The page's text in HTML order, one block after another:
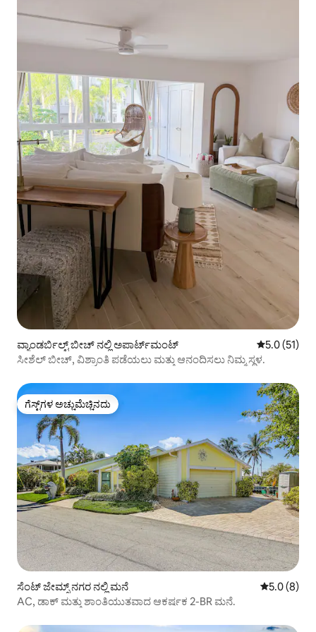
ವ್ಯಾಂಡರ್ಬಿಲ್ಟ್ ಬೀಚ್ ನಲ್ಲಿ ಅಪಾರ್ಟ್‌ಮಂಟ್ 5 ರಲ್ಲಿ 5.0
5.0 (51)
ಸೀಶೆಲ್ ಬೀಚ್, ವಿಶ್ರಾಂತಿ ಪಡೆಯಲು ಮತ್ತು ಆನಂದಿಸಲು ನಿಮ್ಮ ಸ್ಥಳ.
ಗೆಸ್ಟ್‌ಗಳ ಅಚ್ಚುಮೆಚ್ಚಿನದು
ಗೆಸ್ಟ್‌ಗಳ ಅಚ್ಚುಮೆಚ್ಚಿನದು
ಸೆಂಟ್ ಜೇಮ್ಸ್ ನಗರ ನಲ್ಲಿ ಮನೆ 5 ರಲ್ಲಿ 5.0
5.0 (8)
AC, ಡಾಕ್ ಮತ್ತು ಶಾಂತಿಯುತವಾದ ಆಕರ್ಷಕ 2-BR ಮನೆ.